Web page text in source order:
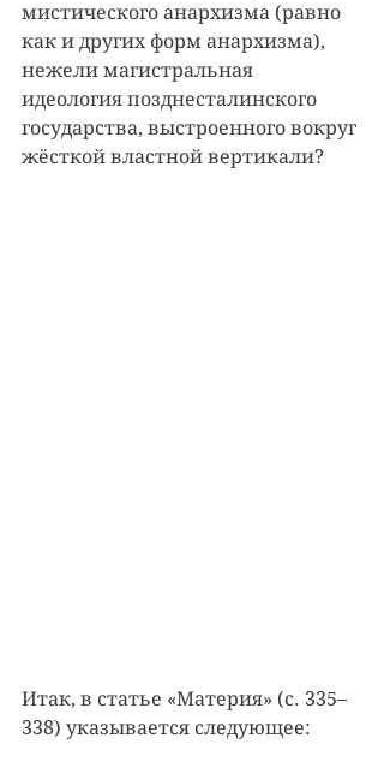
мистического анархизма (равно
как и других форм анархизма),
нежели магистральная
идеология позднесталинского
государства, выстроенного вокруг
жёсткой властной вертикали?
Итак, в статье «Материя» (с. 335–
338) указывается следующее: